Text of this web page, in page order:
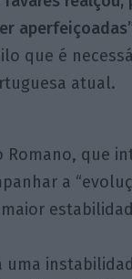
que é
atual.
que
a
uma